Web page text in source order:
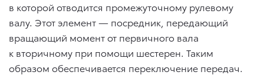
в которой отводится промежуточному рулевому
валу. Этот элемент — посредник, передающий
вращающий момент от первичного вала
к вторичному при помощи шестерен. Таким
образом обеспечивается переключение передач.